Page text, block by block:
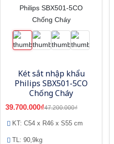
Két sắt nhập khẩu
Philips SBX501-5CO
Chống Cháy
39.700.000₫47.200.000₫
KT: C54 x R46 x S55 cm
TL: 90,9kg